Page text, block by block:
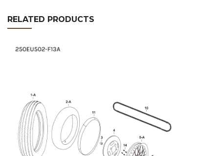
RELATED PRODUCTS